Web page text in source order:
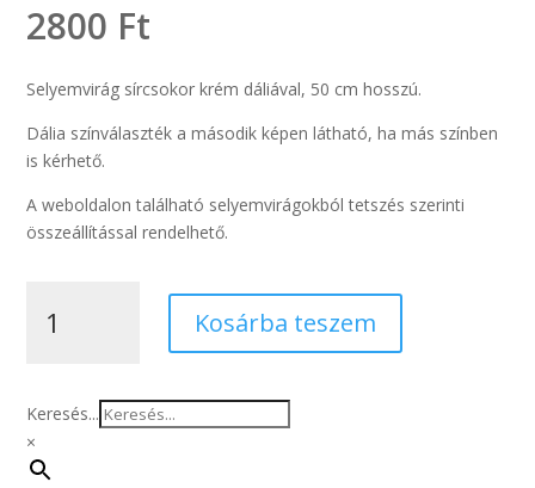
2800 Ft
Selyemvirág sírcsokor krém dáliával, 50 cm hosszú.
Dália színválaszték a második képen látható, ha más színben
is kérhető.
A weboldalon található selyemvirágokból tetszés szerinti
összeállítással rendelhető.
sírcsokor
50
mennyiség
Kosárba teszem
Keresés...
×